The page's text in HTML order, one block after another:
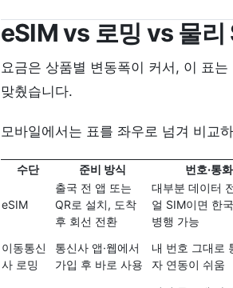
eSIM vs 로밍 vs 물리
요금은 상품별 변동폭이 커서, 이 표
맞췄습니다.
모바일에서는 표를 좌우로 넘겨 비교
수단 준비 방식 번호·통화
eSIM
출국 전 앱 또는
QR로 설치, 도착
후 회선 전환
대부분 데이터
얼 SIM이면 한
병행 가능
이동통신
사 로밍
통신사 앱·웹에서
가입 후 바로 사용
내 번호 그대로
자 연동이 쉬움